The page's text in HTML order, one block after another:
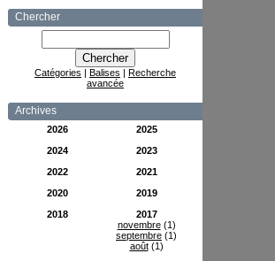
Chercher
Catégories | Balises | Recherche
avancée
Archives
2026
2025
2024
2023
2022
2021
2020
2019
2018
2017
novembre(1)
septembre (1)
août(1)